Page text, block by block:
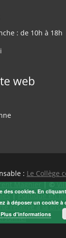
: de 10h à 18h
web
: Le Collège
Magnier| ©
|Politique en
relative à la
des cookies. En
à déposer un cookie à
Plus d'informations